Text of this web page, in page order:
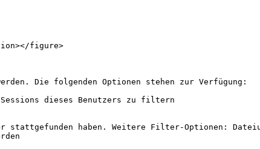
figure>
Die folgenden Optionen stehen zur Verfügung:
dieses Benutzers zu filtern
haben. Weitere Filter-Optionen: